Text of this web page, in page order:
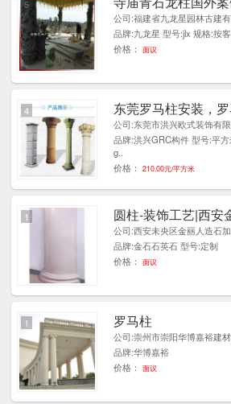
公司:福建省九龙星园林古建
品牌:九龙星 型号:jlx 规格:按
价格：
面议
5
东莞罗马柱安装，
公司:东莞市洪兴欧式装饰有
品牌:洪兴GRC构件 型号:平
g..
价格：
210.00元/平方米
4
圆柱-装饰工艺|西安
公司:西安未央区金丽人造石
品牌:金石石英石 型号:定制
价格：
面议
1
罗马柱
公司:崇州市崇阳华博嘉裕建
品牌:华博嘉裕
价格：
面议
1